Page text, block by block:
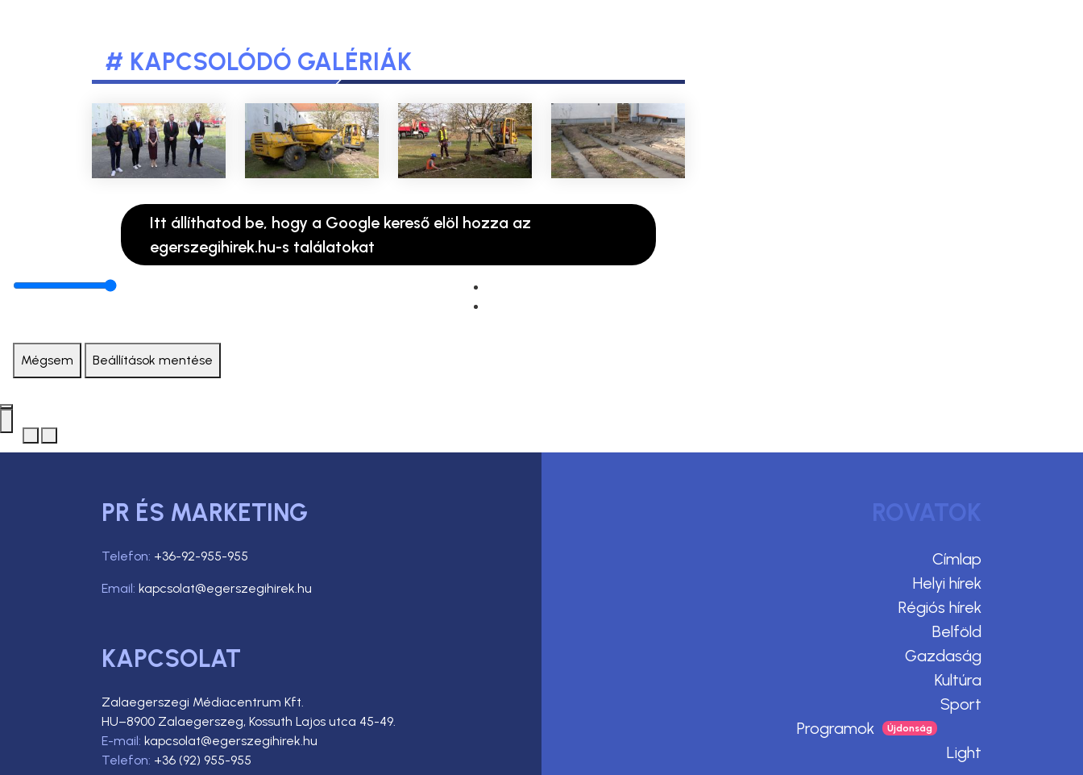
# KAPCSOLÓDÓ GALÉRIÁK
Itt állíthatod be, hogy a Google kereső elöl hozza az
egerszegihirek.hu-s találatokat
Mégsem Beállítások mentése
PR ÉS MARKETING
Telefon: +36-92-955-955
Email: kapcsolat@egerszegihirek.hu
KAPCSOLAT
Zalaegerszegi Médiacentrum Kft.
HU–8900 Zalaegerszeg, Kossuth Lajos utca 45-49.
E-mail: kapcsolat@egerszegihirek.hu
Telefon: +36 (92) 955-955
ROVATOK
Címlap
Helyi hírek
Régiós hírek
Belföld
Gazdaság
Kultúra
Sport
Programok
Light